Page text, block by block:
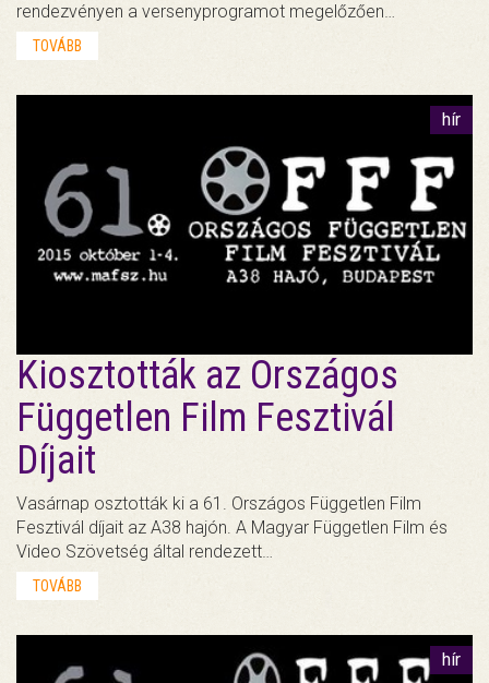
rendezvényen a versenyprogramot megelőzően…
TOVÁBB
hír
Kiosztották az Országos
Független Film Fesztivál
Díjait
Vasárnap osztották ki a 61. Országos Független Film
Fesztivál díjait az A38 hajón. A Magyar Független Film és
Video Szövetség által rendezett…
TOVÁBB
hír